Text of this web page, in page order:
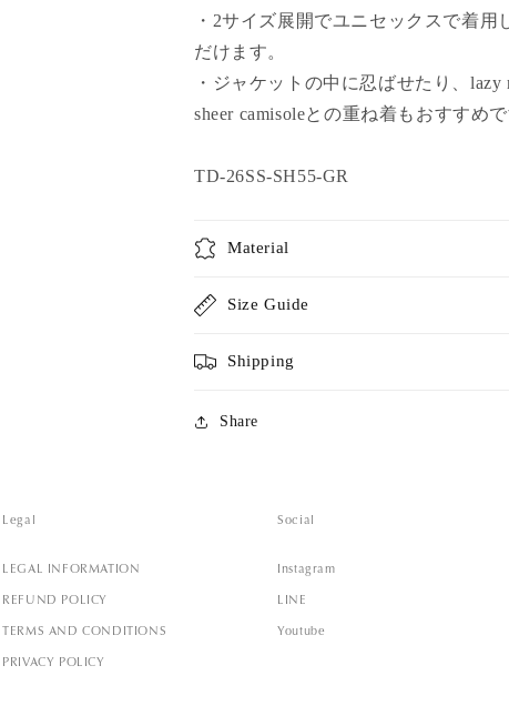
・2サイズ展開でユニセックスで着用
だけます。
・ジャケットの中に忍ばせたり、lazy
sheer camisoleとの重ね着もおすすめで
TD-26SS-SH55-GR
Material
Size Guide
Shipping
Share
Legal
LEGAL INFORMATION
REFUND POLICY
TERMS AND CONDITIONS
PRIVACY POLICY
Social
Instagram
LINE
Youtube